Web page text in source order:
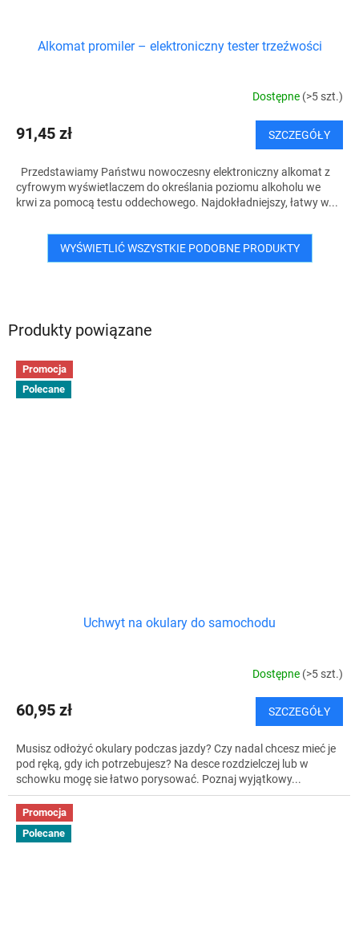
Produkty powiązane
Promocja
Polecane
Uchwyt na okulary do samochodu
Dostępne (>5 szt.)
60,95 zł SZCZEGÓŁY
Musisz odłożyć okulary podczas jazdy? Czy nadal chcesz mieć je
pod ręką, gdy ich potrzebujesz? Na desce rozdzielczej lub w
schowku mogę sie łatwo porysować. Poznaj wyjątkowy...
Promocja
Polecane
Alkomat promiler – elektroniczny tester trzeźwości
Dostępne (>5 szt.)
91,45 zł SZCZEGÓŁY
Przedstawiamy Państwu nowoczesny elektroniczny alkomat z
cyfrowym wyświetlaczem do określania poziomu alkoholu we
krwi za pomocą testu oddechowego. Najdokładniejszy, łatwy w...
WYŚWIETLIĆ WSZYSTKIE PODOBNE PRODUKTY